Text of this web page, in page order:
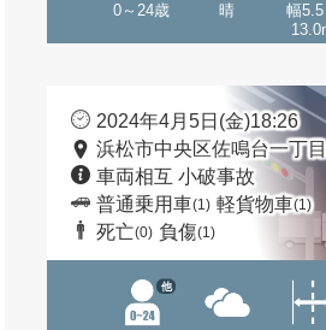
0～24歳 晴
幅5.5
2024年4月5日(金)18:26
浜松市中央区佐鳴台一丁
車両相互 小破事故
普通乗用車(1) 軽貨物車(1)
死亡(0) 負傷(1)
他